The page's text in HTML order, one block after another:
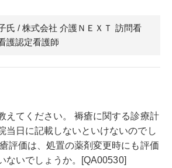
氏 / 株式会社 介護ＮＥＸＴ 訪問看
護認定看護師
えてください。 褥瘡に関する診療計
当日に記載しないといけないのでし
評価は、処置の薬剤変更時にも評価
ないでしょうか。[QA00530]